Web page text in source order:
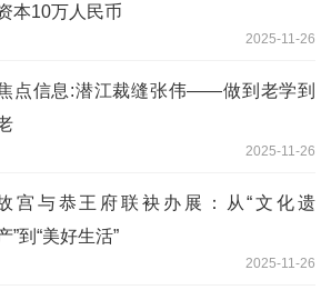
本10万人民币
2025-11-26
点信息:潜江裁缝张伟——做到老学到
2025-11-26
宫与恭王府联袂办展：从“文化遗
”到“美好生活”
2025-11-26